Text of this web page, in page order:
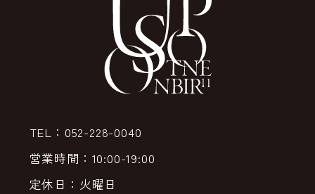
TEL：052-228-0040
営業時間：10:00-19:00
定休日：火曜日